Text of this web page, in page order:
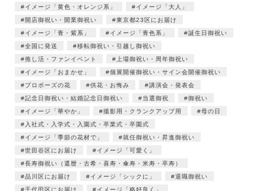
イメージ「黄色・オレンジ系」
イメージ「大人」
開店御祝い・開業御祝い
東京都23区にお届け
イメージ「青・紫系」
イメージ「青色系」
誕生日御祝い
全国に発送
移転御祝い・引越し御祝い
推し活・ファンイベント
上場御祝い・周年御祝い
イメージ「おまかせ」
個展開催御祝い・サイン会開催御祝い
プロポーズの花
供花・お悔み
講演会・発表会
記念日御祝い・結婚記念日御祝い
当選御祝
御祝い
イメージ「華やか」
撮影用・クランクアップ用
母の日
入社式・入学式・入園式・卒業式・卒園式
イメージ「季節の花材で」
就任御祝い・昇進御祝い
世田谷区にお届け
イメージ「可愛く」
長寿御祝い（還暦・古希・喜寿・傘寿・米寿・卒寿）
品川区にお届け
イメージ「シックに」
退職御祝い
千代田区にお届け
イメージ「格好良く」